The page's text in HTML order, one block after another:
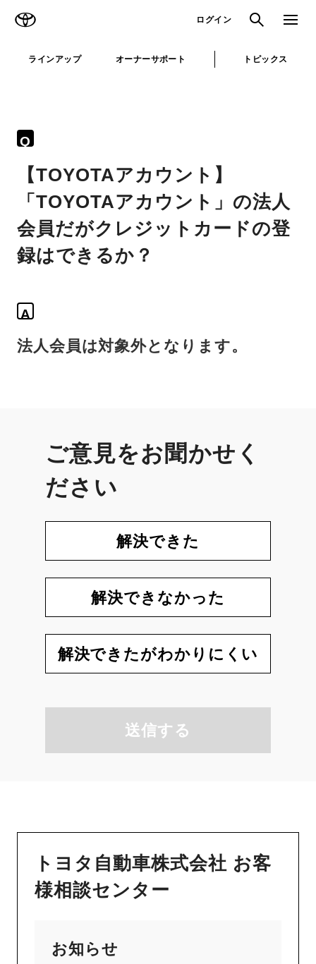
ログイン 検索 メニュ
ラインアップ オーナーサポート トピックス
Q
【TOYOTAアカウント】
「TOYOTAアカウント」の法人
会員だがクレジットカードの登
録はできるか？
A
法人会員は対象外となります。
ご意見をお聞かせく
ださい
解決できた
解決できなかった
解決できたがわかりにくい
送信する
トヨタ自動車株式会社 お客
様相談センター
お知らせ